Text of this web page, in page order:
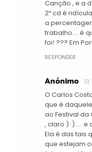
Canção , e a
2º cd é
a
trabalho.... é
foi! ??? Em
RESPONDER
Anónimo
O Carlos
que é
ao Festival da
, claro ) :) ....
Ela é das tais
que estejam